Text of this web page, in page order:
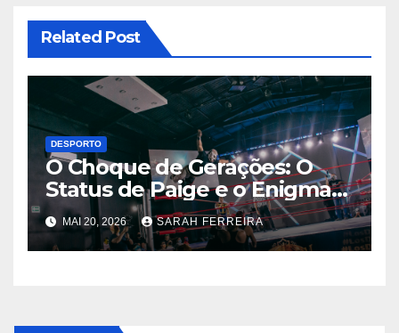
Related Post
DESPORTO
O Choque de Gerações: O
Status de Paige e o Enigma
Chris Jericho na WWE
MAI 20, 2026 SARAH FERREIRA